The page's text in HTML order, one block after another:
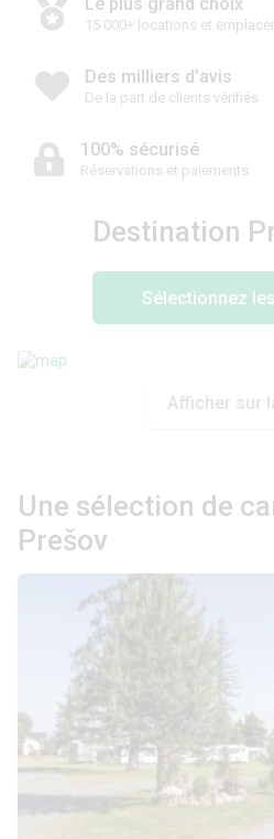
15 000+ locations et
Des milliers d’avis
De la part de clients vérifiés
100% sécurisé
Réservations et paiements
Destination
Sélectionnez
Afficher sur
Une sélection de
Prešov